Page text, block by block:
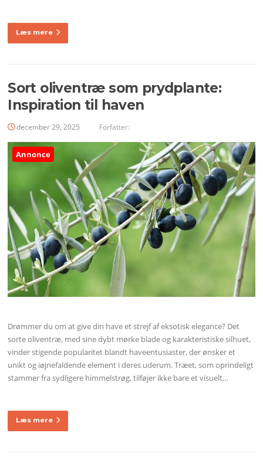
Læs mere
Sort oliventræ som prydplante:
Inspiration til haven
december 29, 2025 Forfatter:
Annonce
Drømmer du om at give din have et strejf af eksotisk elegance? Det
sorte oliventræ, med sine dybt mørke blade og karakteristiske silhuet,
vinder stigende popularitet blandt haveentusiaster, der ønsker et
unikt og iøjnefaldende element i deres uderum. Træet, som oprindeligt
stammer fra sydligere himmelstrøg, tilføjer ikke bare et visuelt…
Læs mere